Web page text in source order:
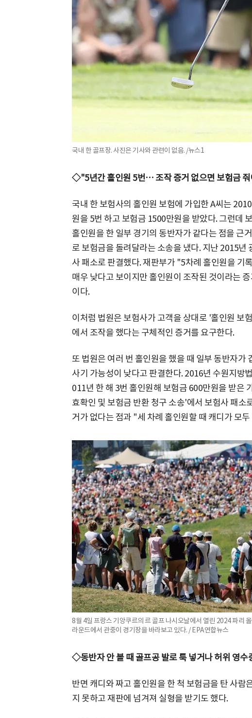
국내 한 골프장. 사진은 기사와 관련이 없음. /뉴스1
◇"5년간 홀인원 5번… 조작 증거 없으면 보험금
국내 한 보험사의 홀인원 보험에 가입한 A씨는
원을 5번 하고 보험금 1500만원을 받았다. 그런데
홀인원을 한 일부 경기의 동반자가 같다는 점을 근
로 보험금을 돌려달라는 소송을 냈다. 지난 2015년
사 패소로 판결했다. 재판부가 "5차례 홀인원을 기
매우 낮다고 보이지만 홀인원이 조작된 것이라는
이다.
이처럼 법원은 보험사가 고객을 상대로 '홀인원 보
에서 조작을 했다는 구체적인 증거를 요구한다.
또 법원은 여러 번 홀인원을 했을 때 일부 동반자가
사기 가능성이 낮다고 판결한다. 2016년 수원지방
011년 한 해 3번 홀인원해 보험금 600만원을 받은
효확인 및 보험금 반환 청구 소송'에서 보험사 패소
거가 없다는 점과 "세 차례 홀인원할 때 캐디가 모
8월 4일 프랑스 기앙쿠르의 르 골프 나시오날에서 열린 2024 파리
라운드에서 관중이 경기장을 바라보고 있다. / EPA연합뉴스
◇동반자 안 볼 때 골프공 발로 툭 넣거나 허위 영수
반면 캐디와 짜고 홀인원을 한 척 보험금을 탄 사람
지 못하고 재판에 넘겨져 실형을 받기도 했다.